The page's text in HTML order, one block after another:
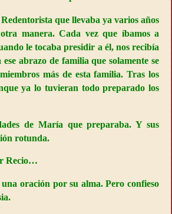
que llevaba ya varios años
manera. Cada vez que íbamos a
le tocaba presidir a él, nos recibía
abrazo de familia que solamente se
más de esta familia. Tras los
ya lo tuvieran todo preparado los
de María que preparaba. Y sus
rotunda.
Recio…
oración por su alma. Pero confieso